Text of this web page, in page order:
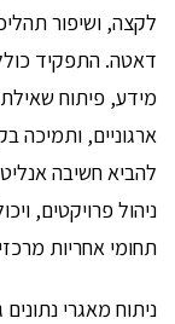
לקצה, ושיפור
דאטה. התפקיד
ארגוניים, ותמיכה
להביא חשיבה
ניהול פרויקטים,
תחומי אחריות
ניתוח מאגרי